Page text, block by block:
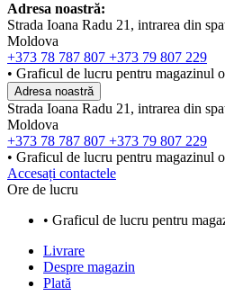
Adresa noastră:
Strada Ioana Radu 21, intrarea din
Moldova
+373 78 787 807 +373 79 807 229
• Graficul de lucru pentru magazinul
Adresa noastră
Strada Ioana Radu 21, intrarea din
Moldova
+373 78 787 807 +373 79 807 229
• Graficul de lucru pentru magazinul
Accesați contactele
Ore de lucru
• Graficul de lucru pentru
Livrare
Despre magazin
Plată